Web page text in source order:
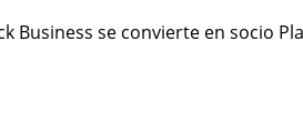
Business se convierte en socio